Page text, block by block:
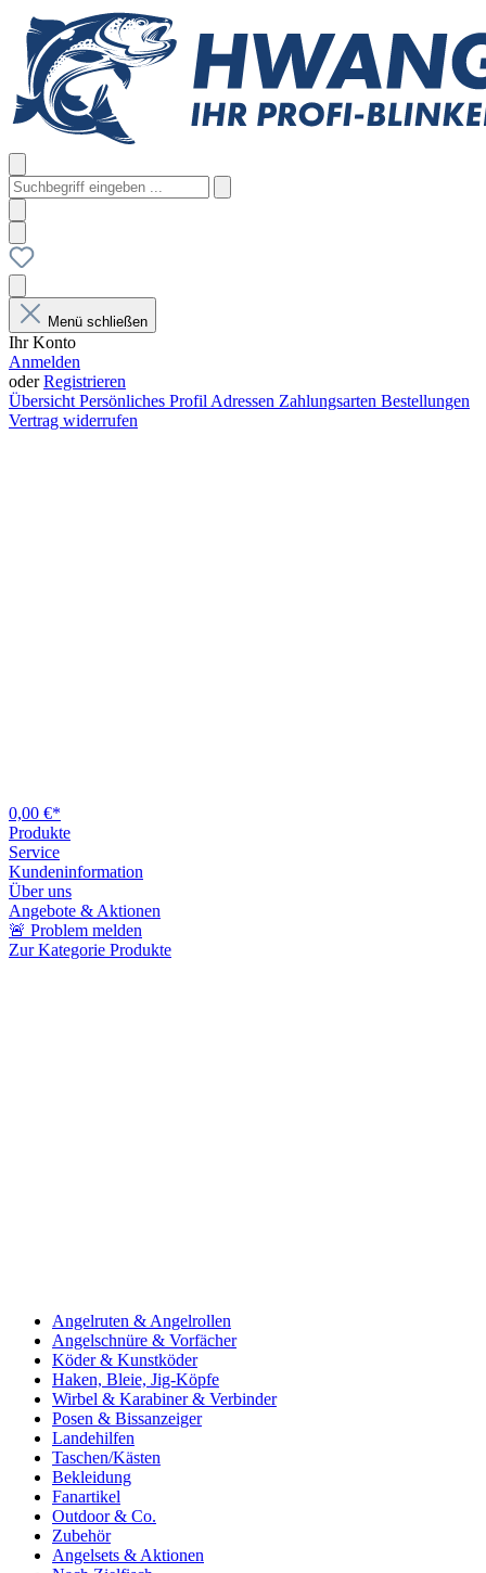
Menü schließen
Ihr Konto
Anmelden
oderRegistrieren
Übersicht Persönliches Profil Adressen Zahlungsarten Bestellungen
Vertrag widerrufen
0,00 €*
Produkte
Service
Kundeninformation
Über uns
Angebote & Aktionen
🚨 Problem melden
Zur Kategorie Produkte
Angelruten & Angelrollen
Angelschnüre & Vorfächer
Köder & Kunstköder
Haken, Bleie, Jig-Köpfe
Wirbel & Karabiner & Verbinder
Posen & Bissanzeiger
Landehilfen
Taschen/Kästen
Bekleidung
Fanartikel
Outdoor & Co.
Zubehör
Angelsets & Aktionen